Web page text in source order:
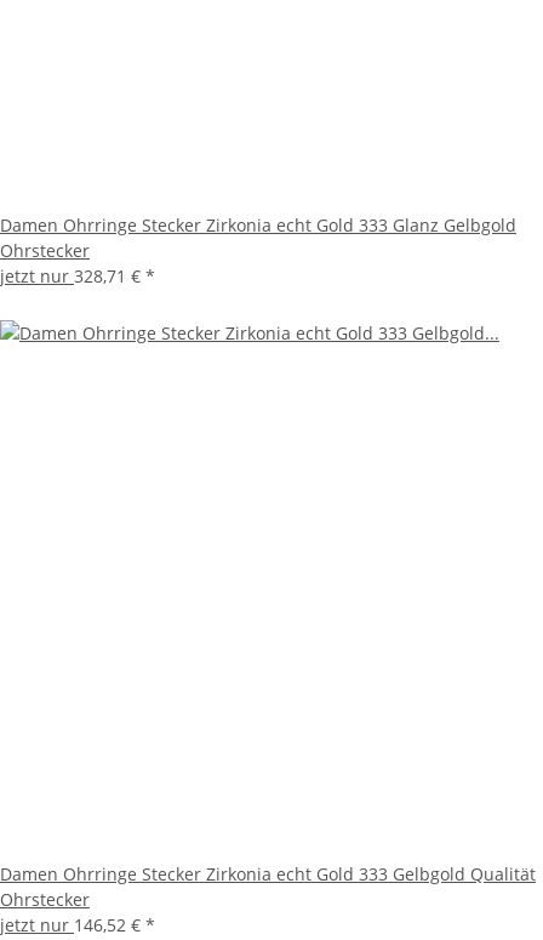
Damen Ohrringe Stecker Zirkonia echt Gold 333 Glanz Gelbgold
Ohrstecker
jetzt nur 328,71 € *
Damen Ohrringe Stecker Zirkonia echt Gold 333 Gelbgold Qualität
Ohrstecker
jetzt nur 146,52 € *